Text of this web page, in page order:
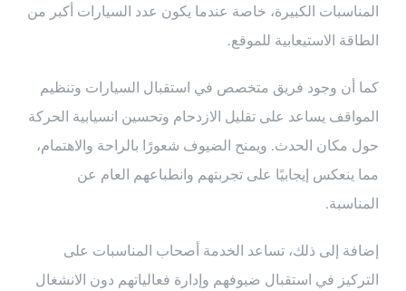
المناسبات الكبيرة، خاصة عندما يكون عدد السيارات أكبر من
الطاقة الاستيعابية للموقع.
كما أن وجود فريق متخصص في استقبال السيارات وتنظيم
المواقف يساعد على تقليل الازدحام وتحسين انسيابية الحركة
حول مكان الحدث. ويمنح الضيوف شعورًا بالراحة والاهتمام،
مما ينعكس إيجابيًا على تجربتهم وانطباعهم العام عن
المناسبة.
إضافة إلى ذلك، تساعد الخدمة أصحاب المناسبات على
التركيز في استقبال ضيوفهم وإدارة فعالياتهم دون الانشغال